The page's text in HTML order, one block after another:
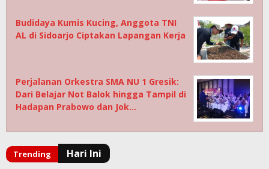
Budidaya Kumis Kucing, Anggota TNI
AL di Sidoarjo Ciptakan Lapangan Kerja
Perjalanan Orkestra SMA NU 1 Gresik:
Dari Belajar Not Balok hingga Tampil di
Hadapan Prabowo dan Jok…